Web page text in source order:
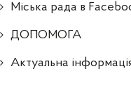
Міська рада в
ДОПОМОГА
Актуальна